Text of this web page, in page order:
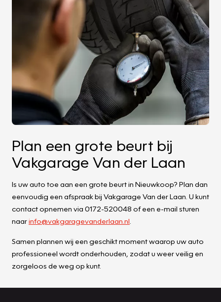
Plan een grote beurt bij
Vakgarage Van der Laan
Is uw auto toe aan een grote beurt in Nieuwkoop? Plan dan
eenvoudig een afspraak bij Vakgarage Van der Laan. U kunt
contact opnemen via 0172-520048 of een e-mail sturen
naarinfo@vakgaragevanderlaan.nl
Samen plannen wij een geschikt moment waarop uw auto
professioneel wordt onderhouden, zodat u weer veilig en
zorgeloos de weg op kunt.